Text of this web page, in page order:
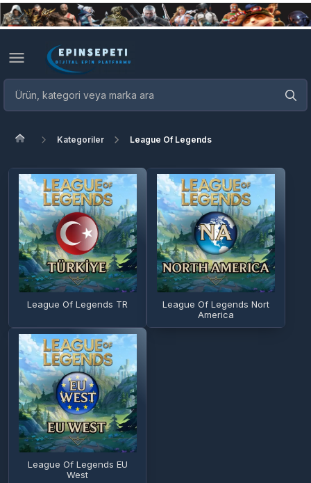
Kategoriler League Of Legends
League Of Legends TR
League Of Legends Nort
America
League Of Legends EU
West